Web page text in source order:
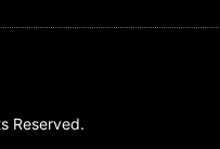
Reserved.